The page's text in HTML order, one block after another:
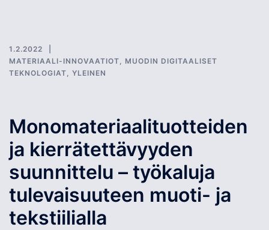
1.2.2022
MATERIAALI-INNOVAATIOT
MUODIN DIGITAALISET
TEKNOLOGIAT
YLEINEN
Monomateriaalituotteiden
ja kierrätettävyyden
suunnittelu – työkaluja
tulevaisuuteen muoti- ja
tekstiilialla